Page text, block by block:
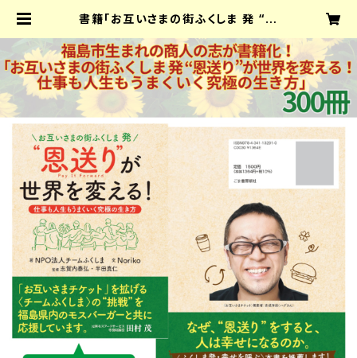
書籍「お互いさまの街ふくしま 発 “恩
うまくいく究極の生き方」 300冊 |
NPO法人チームふくしまオフィシャル
ネットショップ